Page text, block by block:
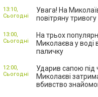
Увага! На
повітряну тривогу
13:10,
Сьогодні
На трьох
Миколаєва у воді
паличку
13:00,
Сьогодні
Ударив сапою під
Миколаєві
вбивство
12:00,
Сьогодні